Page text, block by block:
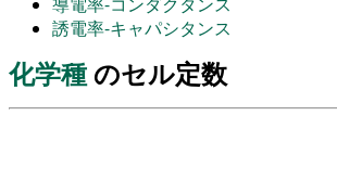
誘電率-キャパシタンス
化学種 のセル定数